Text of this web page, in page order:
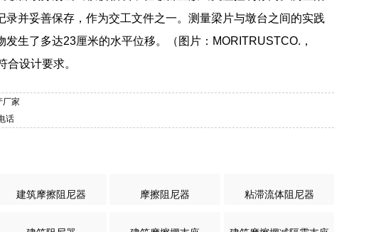
并妥善保存，作为交工文件之一。测量梁片与墩台之间的实践
生了多达23厘米的水平位移。（图片：MORITRUSTCO.，
设计要求。
厂家
话
建筑摩擦阻尼器 摩擦阻尼器 粘滞流体阻尼器